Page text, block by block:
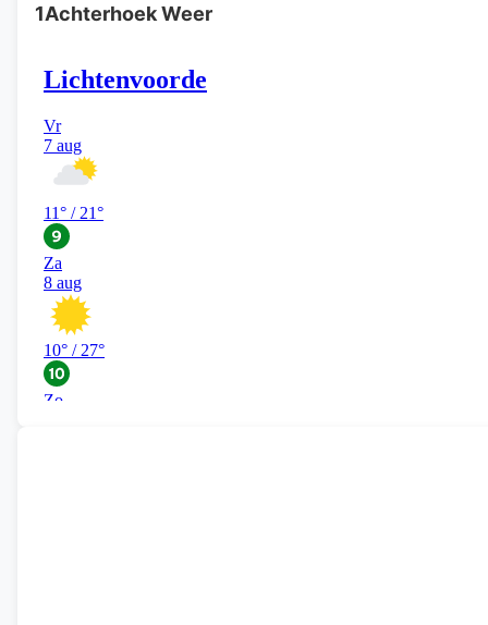
1Achterhoek Weer